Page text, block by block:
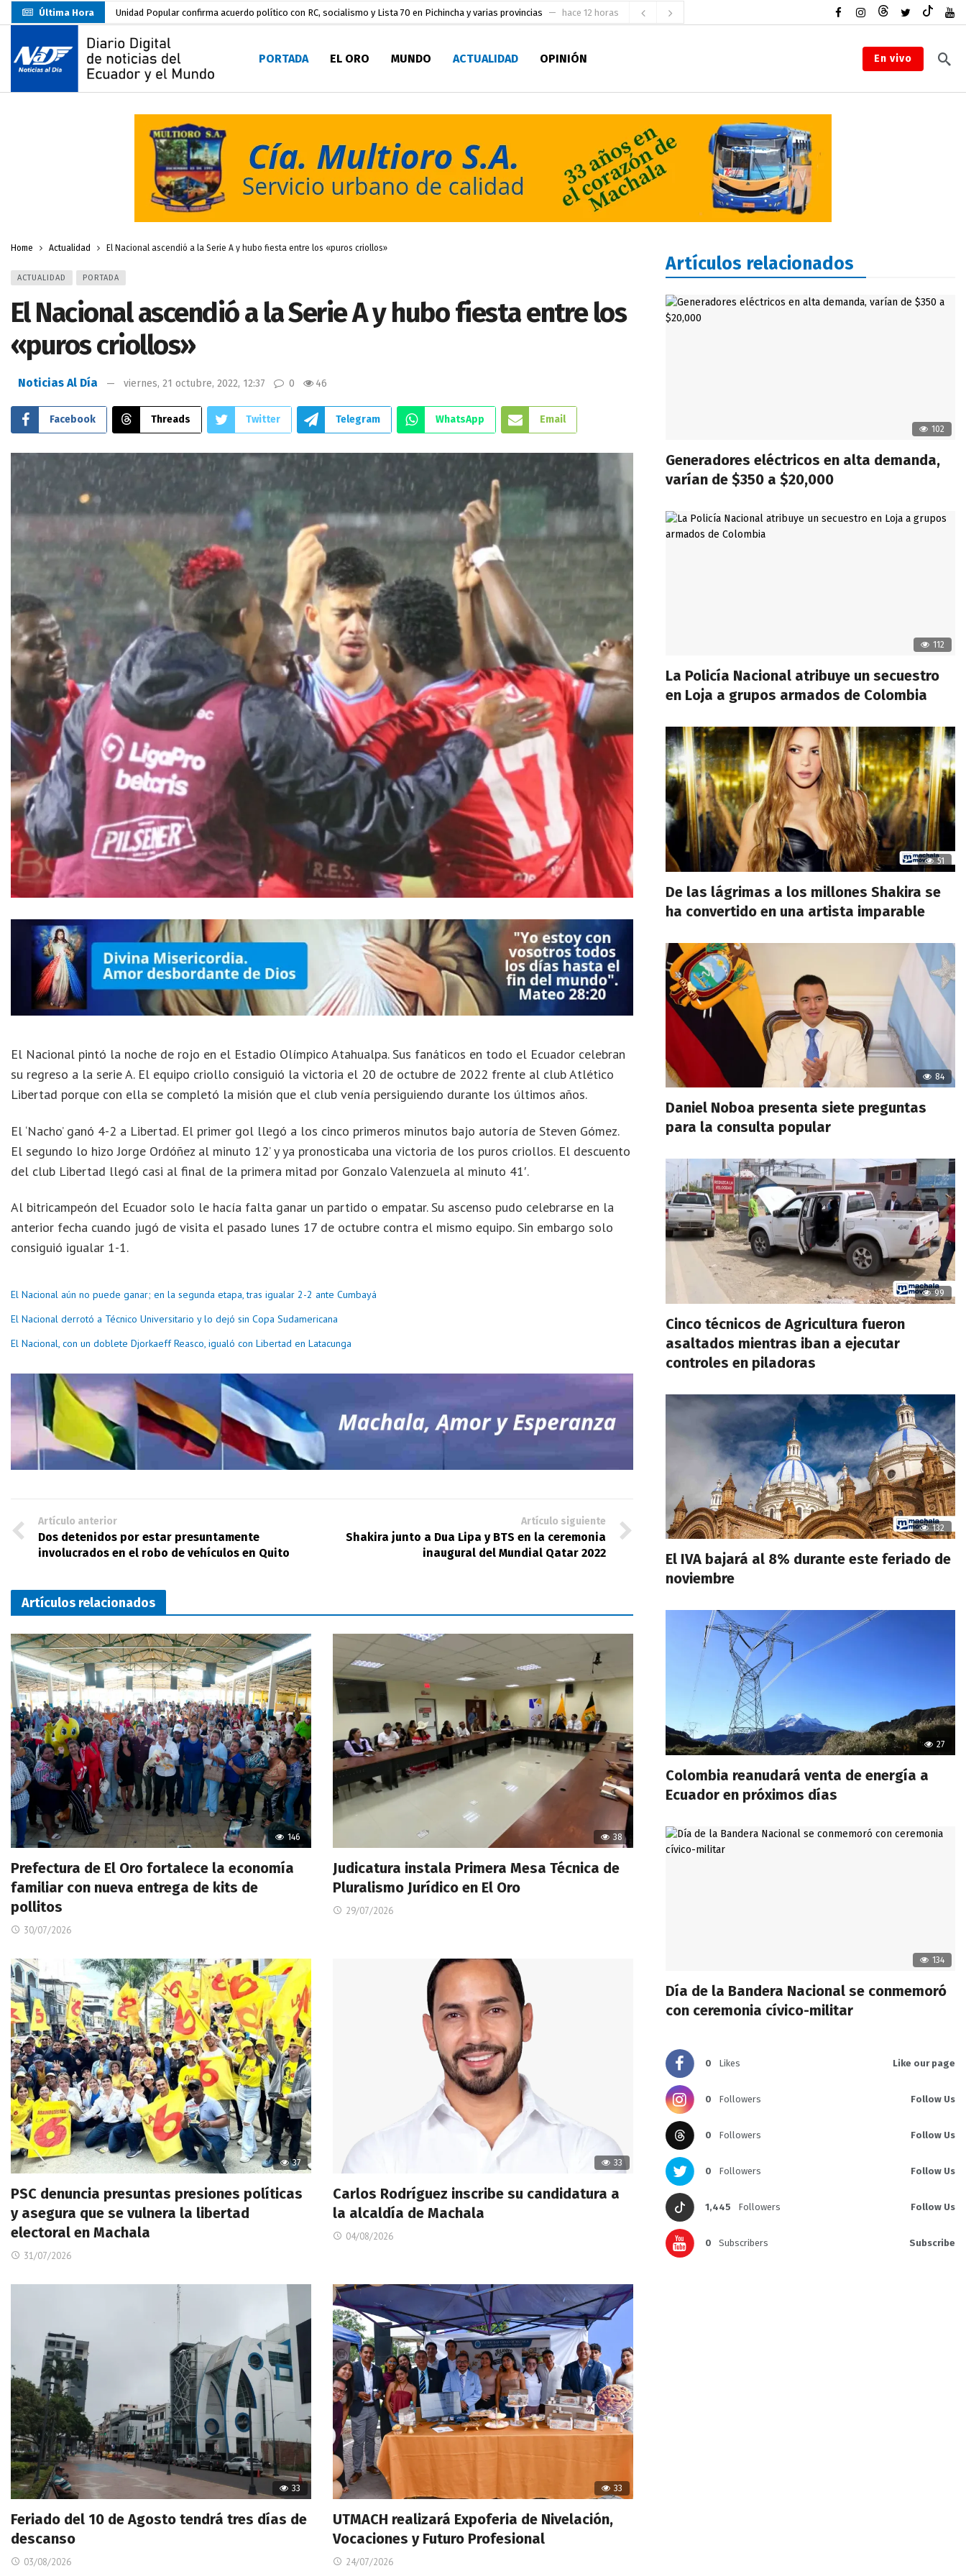
Última Hora Delegación de El Oro fiscaliza propaganda electoral hace 13 horas
Gobierno Estudiantil Ugartino 2026-2027, fue posesionado
Prefecto Clemente Bravo Inauguró Centro de Acopio Casa del Pescador Artesanal Orense hace 1 día
Carlos Rodríguez presentó documentación certificada para su inscripción a la alcaldía de Machala
Carlos Rodríguez inscribe su candidatura a la alcaldía de Machala
Carlos Carrión Figueroa, Premio Nacional de Literatura Eugenio Espejo hace 2 días
Nuevo Santa Rosa Sporting Club inicia su camino en la Serie A del Fútbol Femenino Nacional 2026 hace 6 horas
PORTADA EL ORO MUNDO ACTUALIDAD OPINIÓN En vivo
Home Actualidad El Nacional ascendió a la Serie A y hubo fiesta entre los «puros criollos»
ACTUALIDAD PORTADA
El Nacional ascendió a la Serie A y hubo fiesta entre los
«puros criollos»
Noticias Al Día viernes, 21 octubre, 2022, 12:37 0 46
Facebook Threads Twitter Telegram WhatsApp Email
El Nacional pintó la noche de rojo en el Estadio Olímpico Atahualpa. Sus fanáticos en todo el Ecuador celebran
su regreso a la serie A. El equipo criollo consiguió la victoria el 20 de octubre de 2022 frente al club Atlético
Libertad porque con ella se completó la misión que el club venía persiguiendo durante los últimos años.
El ‘Nacho’ ganó 4-2 a Libertad. El primer gol llegó a los cinco primeros minutos bajo autoría de Steven Gómez.
El segundo lo hizo Jorge Ordóñez al minuto 12’ y ya pronosticaba una victoria de los puros criollos. El descuento
del club Libertad llegó casi al final de la primera mitad por Gonzalo Valenzuela al minuto 41′.
Al bitricampeón del Ecuador solo le hacía falta ganar un partido o empatar. Su ascenso pudo celebrarse en la
anterior fecha cuando jugó de visita el pasado lunes 17 de octubre contra el mismo equipo. Sin embargo solo
consiguió igualar 1-1.
El Nacional aún no puede ganar; en la segunda etapa, tras igualar 2-2 ante Cumbayá
El Nacional derrotó a Técnico Universitario y lo dejó sin Copa Sudamericana
El Nacional, con un doblete Djorkaeff Reasco, igualó con Libertad en Latacunga
Artículo anterior
Dos detenidos por estar presuntamente
involucrados en el robo de vehículos en Quito
Artículo siguiente
Shakira junto a Dua Lipa y BTS en la ceremonia
inaugural del Mundial Qatar 2022
Artículos relacionados
146
Prefectura de El Oro fortalece la economía
familiar con nueva entrega de kits de
pollitos
30/07/2026
38
Judicatura instala Primera Mesa Técnica de
Pluralismo Jurídico en El Oro
29/07/2026
37
PSC denuncia presuntas presiones políticas
y asegura que se vulnera la libertad
electoral en Machala
31/07/2026
33
Carlos Rodríguez inscribe su candidatura a
la alcaldía de Machala
04/08/2026
33
Feriado del 10 de Agosto tendrá tres días de
descanso
03/08/2026
33
UTMACH realizará Expoferia de Nivelación,
Vocaciones y Futuro Profesional
24/07/2026
Artículos relacionados
102
Generadores eléctricos en alta demanda,
varían de $350 a $20,000
112
La Policía Nacional atribuye un secuestro
en Loja a grupos armados de Colombia
51
De las lágrimas a los millones Shakira se
ha convertido en una artista imparable
84
Daniel Noboa presenta siete preguntas
para la consulta popular
99
Cinco técnicos de Agricultura fueron
asaltados mientras iban a ejecutar
controles en piladoras
132
El IVA bajará al 8% durante este feriado de
noviembre
27
Colombia reanudará venta de energía a
Ecuador en próximos días
134
Día de la Bandera Nacional se conmemoró
con ceremonia cívico-militar
0 Likes Like our page
0 Followers Follow Us
0 Followers Follow Us
0 Followers Follow Us
1,445 Followers Follow Us
0 Subscribers Subscribe